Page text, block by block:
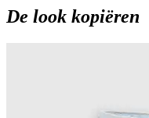
De look kopiëren